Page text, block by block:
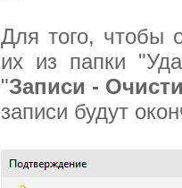
Для того, чтобы
их из папки
"Записи -
записи будут